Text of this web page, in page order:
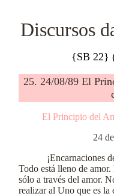
Discursos
{SB 22}
25. 24/08/89 El
El Principio del
24
¡Encarnaciones
Todo está lleno de
sólo a través del amor.
realizar al Uno que es